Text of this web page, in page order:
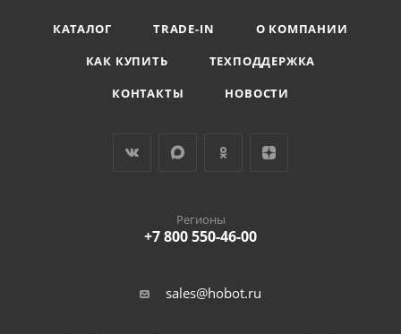
КАТАЛОГ TRADE-IN
О КОМПАНИИ
КАК КУПИТЬ
ТЕХПОДДЕРЖКА
КОНТАКТЫ
НОВОСТИ
Регионы
+7 800 550-46-00
sales@hobot.ru